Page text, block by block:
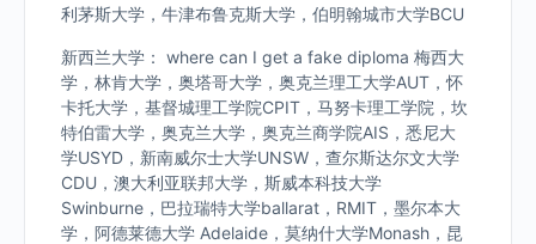
利茅斯大学，牛津布鲁克斯大学，伯明翰城市大学BCU
新西兰大学： where can I get a fake diploma 梅西大
学，林肯大学，奥塔哥大学，奥克兰理工大学AUT，怀
卡托大学，基督城理工学院CPIT，马努卡理工学院，坎
特伯雷大学，奥克兰大学，奥克兰商学院AIS，悉尼大
学USYD，新南威尔士大学UNSW，查尔斯达尔文大学
CDU，澳大利亚联邦大学，斯威本科技大学
Swinburne，巴拉瑞特大学ballarat，RMIT，墨尔本大
学，阿德莱德大学 Adelaide，莫纳什大学Monash，昆